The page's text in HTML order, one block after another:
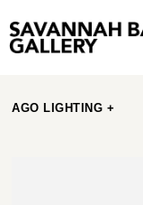
AGO LIGHTING +